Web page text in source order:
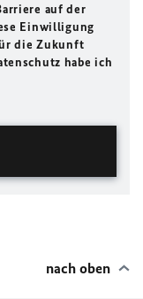
auf der
Einwilligung
die Zukunft
habe ich
nach oben